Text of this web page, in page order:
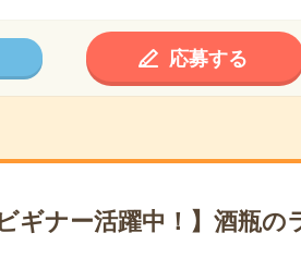
応募する
ギナー活躍中！】酒瓶